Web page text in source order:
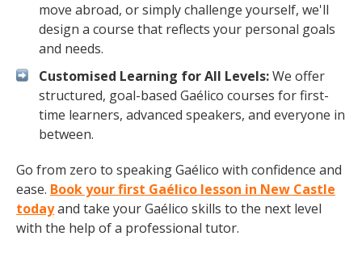
move abroad, or simply challenge yourself, we'll
design a course that reflects your personal goals
and needs.
Customised Learning for All Levels:We offer
structured, goal-based Gaélico courses for first-
time learners, advanced speakers, and everyone in
between.
Go from zero to speaking Gaélico with confidence and
ease. Book your first Gaélico lesson in New Castle
todayand take your Gaélico skills to the next level
with the help of a professional tutor.